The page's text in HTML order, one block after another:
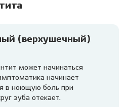
(верхушечный)
может начинаться
начинает
в ноющую боль при
зуба отекает.